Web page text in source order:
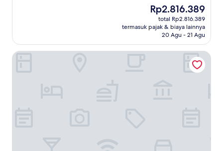
Harga
sekarang
Rp2.816.389
Rp2.816.389
total Rp2.816.389
termasuk pajak & biaya lainnya
20 Agu - 21 Agu
Sails Port Macquarie - By Rydges